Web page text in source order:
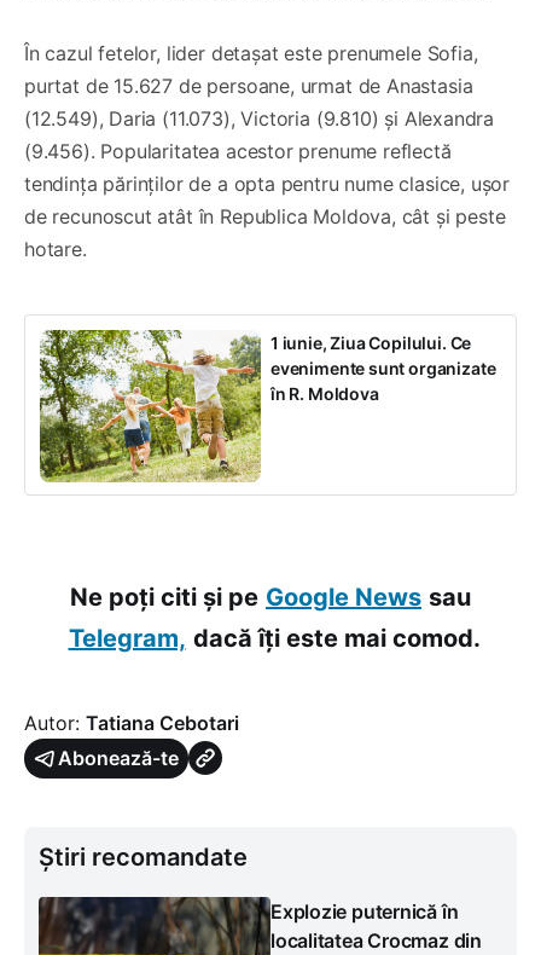
În cazul fetelor, lider detașat este prenumele Sofia,
purtat de 15.627 de persoane, urmat de Anastasia
(12.549), Daria (11.073), Victoria (9.810) și Alexandra
(9.456). Popularitatea acestor prenume reflectă
tendința părinților de a opta pentru nume clasice, ușor
de recunoscut atât în Republica Moldova, cât și peste
hotare.
1 iunie, Ziua Copilului. Ce
evenimente sunt organizate
în R. Moldova
Ne poți citi și pe Google News sau
Telegram, dacă îți este mai comod.
Autor: Tatiana Cebotari
Abonează-te
Știri recomandate
Explozie puternică în
localitatea Crocmaz din